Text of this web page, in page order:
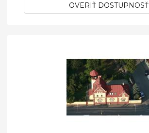
OVERIŤ DOSTUPNOSŤ